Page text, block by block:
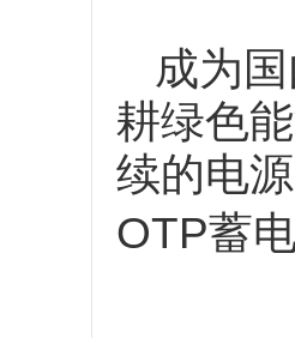
成为
耕绿色
续的电
OTP蓄